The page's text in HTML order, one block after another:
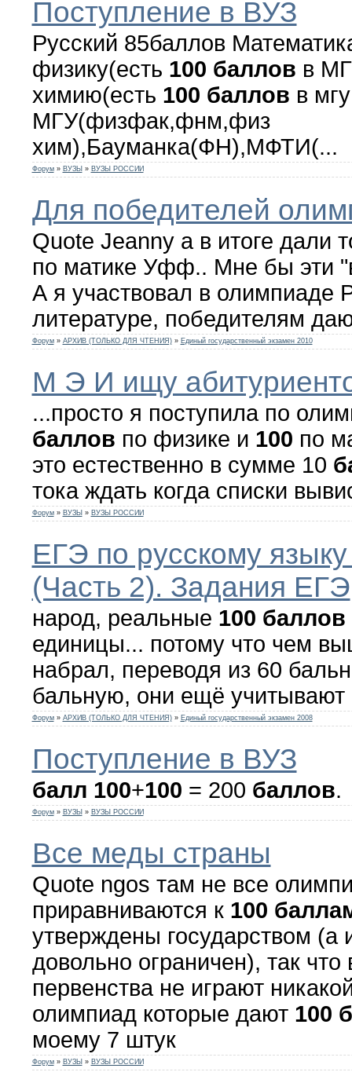
Поступление в ВУЗ
Русский 85баллов
физику(есть 100 баллов в
химию(есть 100 баллов в
МГУ(физфак,фнм,физ
хим),Бауманка(ФН),МФТИ(...
Форум » ВУЗЫ » ВУЗЫ РОССИИ
Для победителей
Quote Jeanny а в итоге дали
по матике Уфф.. Мне бы эти
А я участвовал в олимпиаде
литературе, победителям
Форум » АРХИВ (ТОЛЬКО ДЛЯ ЧТЕНИЯ) » Единый государственный экзамен 2010
М Э И ищу
...просто я поступила по
баллов по физике и 100 по
это естественно в сумме 10
тока ждать когда списки
Форум » ВУЗЫ » ВУЗЫ РОССИИ
ЕГЭ по русскому
(Часть 2). Задания ЕГЭ
народ, реальные 100 баллов
единицы... потому что чем
набрал, переводя из 60
бальную, они ещё учитывают
Форум » АРХИВ (ТОЛЬКО ДЛЯ ЧТЕНИЯ) » Единый государственный экзамен 2008
Поступление в ВУЗ
балл 100+100 = 200 баллов.
Форум » ВУЗЫ » ВУЗЫ РОССИИ
Все меды страны
Quote ngos там не все
приравниваются к 100
утверждены государством (а
довольно ограничен), так
первенства не играют
олимпиад которые дают 100
моему 7 штук
Форум » ВУЗЫ » ВУЗЫ РОССИИ